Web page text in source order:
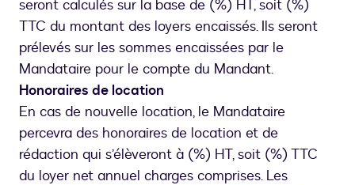
seront calculés sur la base de (%) HT, soit (%)
TTC du montant des loyers encaissés. Ils seront
prélevés sur les sommes encaissées par le
Mandataire pour le compte du Mandant.
Honoraires de location
En cas de nouvelle location, le Mandataire
percevra des honoraires de location et de
rédaction qui s’élèveront à (%) HT, soit (%) TTC
du loyer net annuel charges comprises. Les